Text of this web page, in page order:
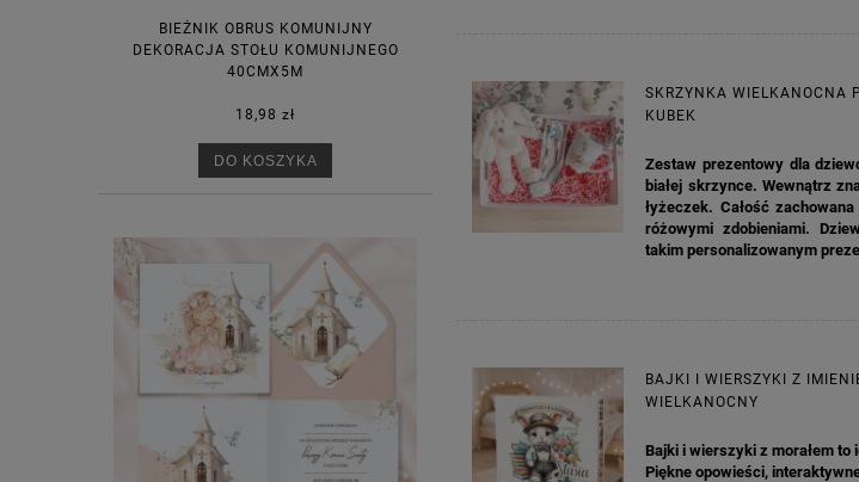
BIEŻNIK OBRUS KOMUNIJNY
DEKORACJA STOŁU KOMUNIJNEGO
40CMX5M
18,98 zł
DO KOSZYKA
SKRZYNKA WIELKANOCNA
KUBEK
Zestaw prezentowy dla
białej skrzynce. Wewnątrz
łyżeczek. Całość
różowymi zdobieniami.
takim personalizowanym
BAJKI I WIERSZYKI Z
WIELKANOCNY
Bajki i wierszyki z morałem
Piękne opowieści,